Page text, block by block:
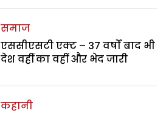
समाज
एससीएसटी एक्ट – 37 वर्षों बाद भी
देश वहीं का वहीं और भेद जारी
कहानी